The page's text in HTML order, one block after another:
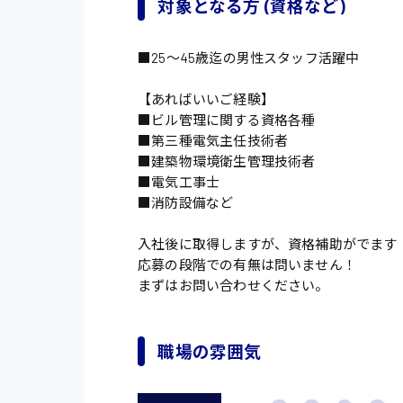
対象となる方 (資格など)
■25〜45歳迄の男性スタッフ活躍中
【あればいいご経験】
■ビル管理に関する資格各種
■第三種電気主任技術者
■建築物環境衛生管理技術者
■電気工事士
■消防設備など
入社後に取得しますが、資格補助がでます
応募の段階での有無は問いません！
まずはお問い合わせください。
職場の雰囲気